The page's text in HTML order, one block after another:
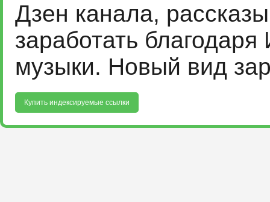
Дзен канала,
заработать
музыки. Новый вид
Купить индексируемые ссылки